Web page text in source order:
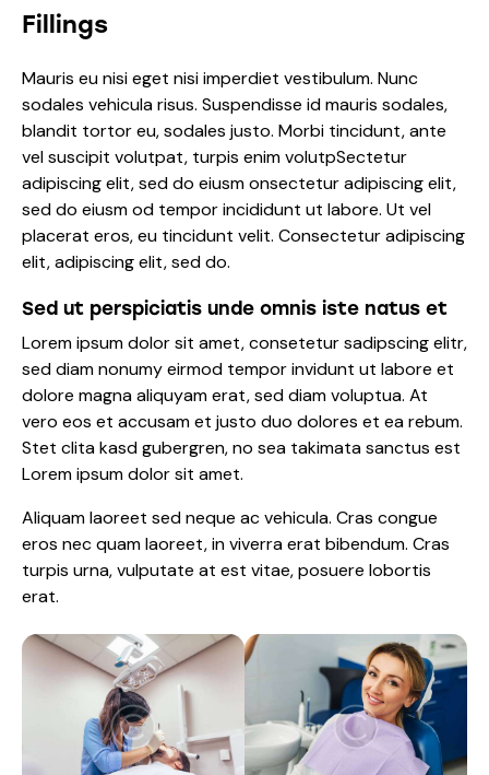
Fillings
Mauris eu nisi eget nisi imperdiet vestibulum. Nunc
sodales vehicula risus. Suspendisse id mauris sodales,
blandit tortor eu, sodales justo. Morbi tincidunt, ante
vel suscipit volutpat, turpis enim volutpSectetur
adipiscing elit, sed do eiusm onsectetur adipiscing elit,
sed do eiusm od tempor incididunt ut labore. Ut vel
placerat eros, eu tincidunt velit. Consectetur adipiscing
elit, adipiscing elit, sed do.
Sed ut perspiciatis unde omnis iste natus et
Lorem ipsum dolor sit amet, consetetur sadipscing elitr,
sed diam nonumy eirmod tempor invidunt ut labore et
dolore magna aliquyam erat, sed diam voluptua. At
vero eos et accusam et justo duo dolores et ea rebum.
Stet clita kasd gubergren, no sea takimata sanctus est
Lorem ipsum dolor sit amet.
Aliquam laoreet sed neque ac vehicula. Cras congue
eros nec quam laoreet, in viverra erat bibendum. Cras
turpis urna, vulputate at est vitae, posuere lobortis
erat.